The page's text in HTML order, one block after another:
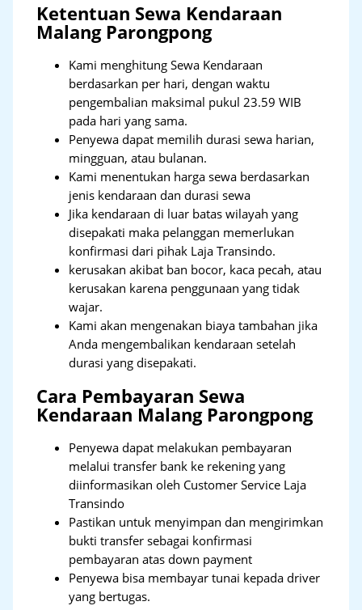
Ketentuan Sewa Kendaraan
Malang Parongpong
Kami menghitung Sewa Kendaraan
berdasarkan per hari, dengan waktu
pengembalian maksimal pukul 23.59 WIB
pada hari yang sama.
Penyewa dapat memilih durasi sewa harian,
mingguan, atau bulanan.
Kami menentukan harga sewa berdasarkan
jenis kendaraan dan durasi sewa
Jika kendaraan di luar batas wilayah yang
disepakati maka pelanggan memerlukan
konfirmasi dari pihak Laja Transindo.
kerusakan akibat ban bocor, kaca pecah, atau
kerusakan karena penggunaan yang tidak
wajar.
Kami akan mengenakan biaya tambahan jika
Anda mengembalikan kendaraan setelah
durasi yang disepakati.
Cara Pembayaran Sewa
Kendaraan Malang Parongpong
Penyewa dapat melakukan pembayaran
melalui transfer bank ke rekening yang
diinformasikan oleh Customer Service Laja
Transindo
Pastikan untuk menyimpan dan mengirimkan
bukti transfer sebagai konfirmasi
pembayaran atas down payment
Penyewa bisa membayar tunai kepada driver
yang bertugas.